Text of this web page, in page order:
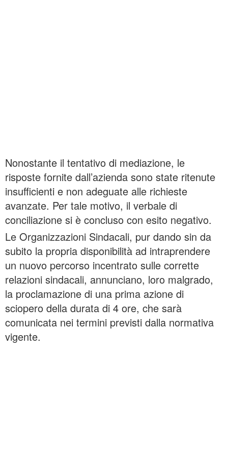
Nonostante il tentativo di mediazione, le
risposte fornite dall’azienda sono state ritenute
insufficienti e non adeguate alle richieste
avanzate. Per tale motivo, il verbale di
conciliazione si è concluso con esito negativo.
Le Organizzazioni Sindacali, pur dando sin da
subito la propria disponibilità ad intraprendere
un nuovo percorso incentrato sulle corrette
relazioni sindacali, annunciano, loro malgrado,
la proclamazione di una prima azione di
sciopero della durata di 4 ore, che sarà
comunicata nei termini previsti dalla normativa
vigente.